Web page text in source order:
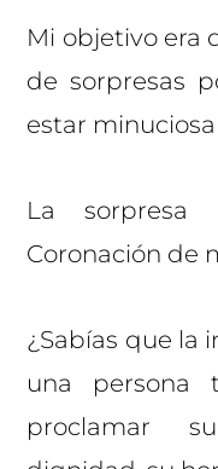
Mi objetivo era
de sorpresas
estar
La
Coronación de
¿Sabías que la
una persona
proclamar